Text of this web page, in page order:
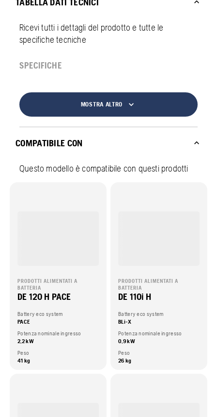
Ricevi tutti i dettagli del prodotto e tutte le
specifiche tecniche
SPECIFICHE
MOSTRA ALTRO
COMPATIBILE CON
Questo modello è compatibile con questi prodotti
PRODOTTI ALIMENTATI A
BATTERIA
DE 120 H PACE
Battery eco system
PACE
Potenza nominale ingresso
2,2 kW
Peso
41 kg
PRODOTTI ALIMENTATI A
BATTERIA
DE 110i H
Battery eco system
BLi-X
Potenza nominale ingresso
0,9 kW
Peso
26 kg